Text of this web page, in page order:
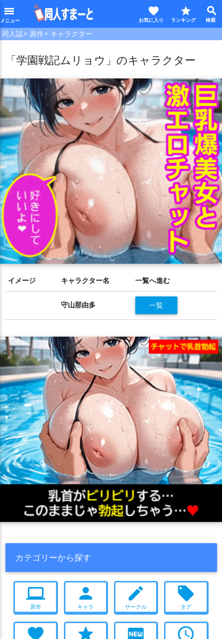
menu search
star
favorite
同人誌 原作 キャラクター
「学園戦記ムリョウ」のキャラクター
イメージ キャラクター名 一覧へ進む
守山那由多 一覧
カテゴリーから探す
computer
原作
person
キャラ
create
サークル
local_offer
タグ
favorite star fiber_new access_time